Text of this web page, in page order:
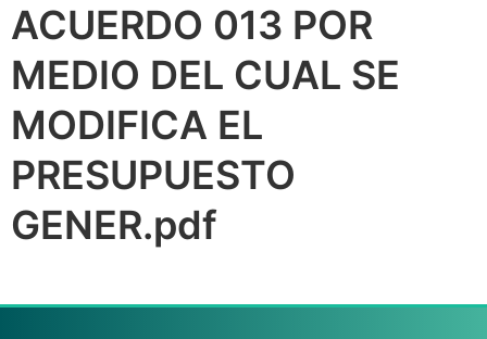
ACUERDO 013 POR
MEDIO DEL CUAL SE
MODIFICA EL
PRESUPUESTO
GENER.pdf